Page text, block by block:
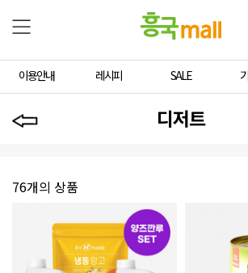
이용안내 레시피 SALE
디저트
76개의 상품